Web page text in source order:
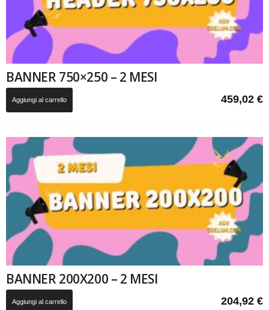
BANNER 750×250 – 2 MESI
459,02 €
Aggiungi al carrello
BANNER 200X200 – 2 MESI
204,92 €
Aggiungi al carrello